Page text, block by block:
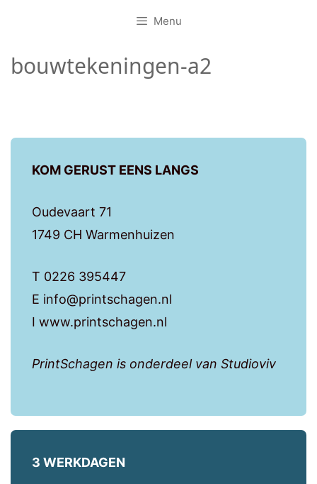
Menu
bouwtekeningen-a2
KOM GERUST EENS LANGS
Oudevaart 71
1749 CH Warmenhuizen
T 0226 395447
E info@printschagen.nl
I www.printschagen.nl
PrintSchagen is onderdeel van Studioviv
3 WERKDAGEN